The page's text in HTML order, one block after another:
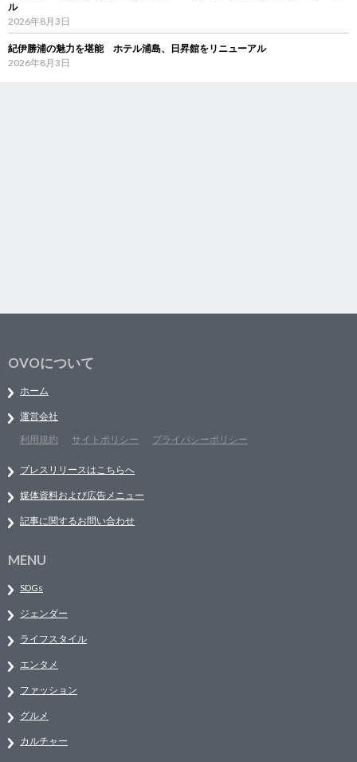
ル
2026年8月3日
紀伊勝浦の魅力を堪能 ホテル浦島、日昇館をリニューアル
2026年8月3日
OVOについて
ホーム
運営会社
利用規約
サイトポリシー プライバシーポリシー
プレスリリースはこちらへ
媒体資料および広告メニュー
記事に関するお問い合わせ
MENU
SDGs
ジェンダー
ライフスタイル
エンタメ
ファッション
グルメ
カルチャー